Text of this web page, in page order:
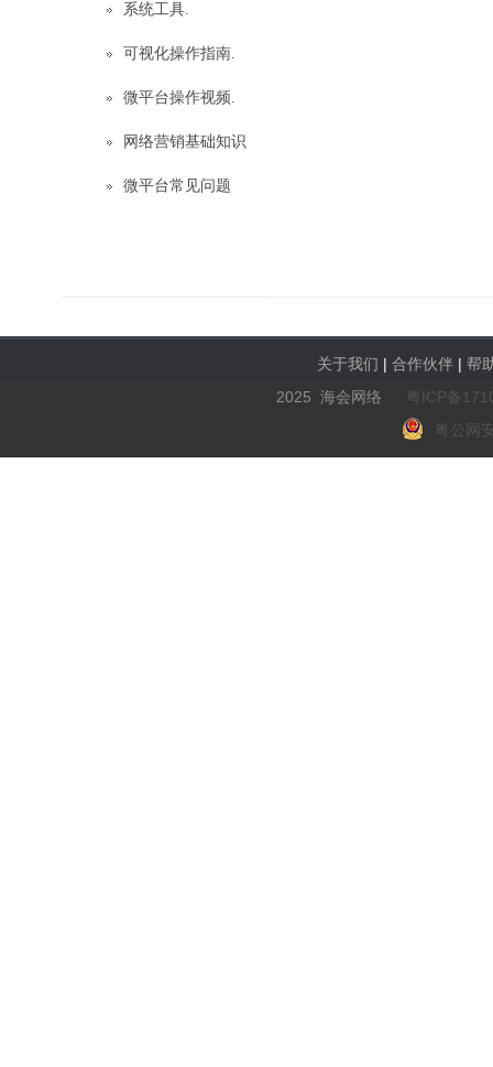
系统工具.
可视化操作指南.
微平台操作视频.
网络营销基础知识
微平台常见问题
关于我们 | 合作伙伴 | 帮
2025 海会网络
粤ICP备
粤公网